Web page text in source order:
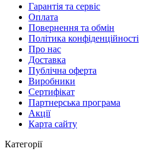
Гарантія та сервіс
Оплата
Повернення та обмін
Політика конфіденційності
Про нас
Доставка
Публічна оферта
Виробники
Сертифікат
Партнерська програма
Акції
Карта сайту
Категорії